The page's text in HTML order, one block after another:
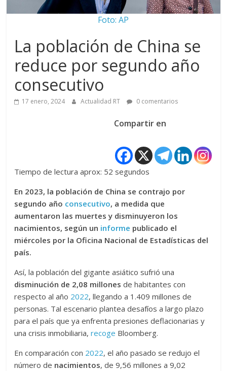
Foto: AP
La población de China se
reduce por segundo año
consecutivo
17 enero, 2024 Actualidad RT 0 comentarios
Compartir en
Tiempo de lectura aprox: 52 segundos
En 2023, la población de China se contrajo por
segundo año consecutivo, a medida que
aumentaron las muertes y disminuyeron los
nacimientos, según un informe publicado el
miércoles por la Oficina Nacional de Estadísticas del
país.
Así, la población del gigante asiático sufrió una
disminución de 2,08 millones de habitantes con
respecto al año 2022, llegando a 1.409 millones de
personas. Tal escenario plantea desafíos a largo plazo
para el país que ya enfrenta presiones deflacionarias y
una crisis inmobiliaria,recoge Bloomberg.
En comparación con 2022, el año pasado se redujo el
número de nacimientos, de 9,56 millones a 9,02